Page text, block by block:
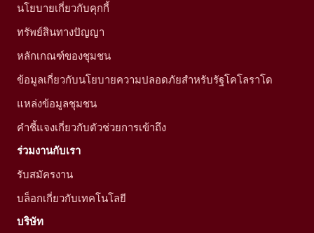
นโยบายเกี่ยวกับคุกกี้
ทรัพย์สินทางปัญญา
หลักเกณฑ์ของชุมชน
ข้อมูลเกี่ยวกับนโยบายความปลอดภัยสำหรับรัฐโคโลราโด
แหล่งข้อมูลชุมชน
คำชี้แจงเกี่ยวกับตัวช่วยการเข้าถึง
ร่วมงานกับเรา
รับสมัครงาน
บล็อกเกี่ยวกับเทคโนโลยี
บริษัท